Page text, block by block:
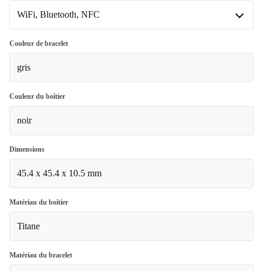
WiFi, Bluetooth, NFC
WiFi, Bluetooth, NFC
Disponible dans d'autres variantes
WiFi, Bluetooth, NFC, Données mobiles (4G)
Couleur de bracelet
gris
Couleur du boîtier
noir
Dimensions
45.4 x 45.4 x 10.5 mm
Matériau du boîtier
Titane
Matériau du bracelet